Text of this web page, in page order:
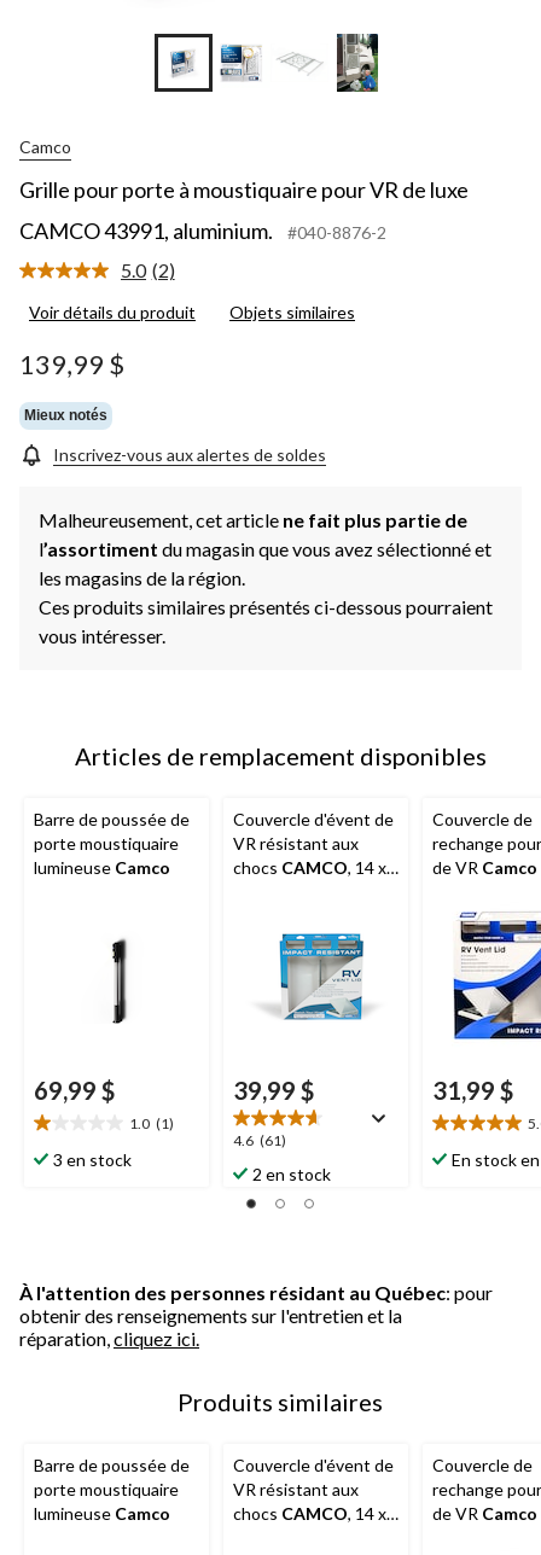
Camco
Grille pour porte à moustiquaire pour VR de luxe
CAMCO 43991, aluminium.
#040-8876-2
5.0 Lire
2
(2)
Voir détails du produit Objets similaires
139,99 $
Mieux notés
Inscrivez-vous aux alertes de soldes
Malheureusement, cet article ne fait plus partie de
l’assortiment du magasin que vous avez sélectionné et
les magasins de la région.
Ces produits similaires présentés ci-dessous pourraient
vous intéresser.
Articles de remplacement disponibles
Barre de poussée de
porte moustiquaire
lumineuse Camco
69,99 $
1.0 (1)
1.0
étoile(s)
3 en stock
Couvercle d'évent de
VR résistant aux
chocs CAMCO, 14 x
39,99 $
4.6 (61)
4.6
étoile(s)
sur
5.
2 en stock
Couvercle de
rechange
de VR Camco
31,99 $
5.0
étoile(s)
En stock
À l'attention des personnes résidant au Québec: pour
obtenir des renseignements sur l'entretien et la
réparation, cliquez ici.
Produits similaires
Barre de poussée de
porte moustiquaire
lumineuse Camco
Couvercle d'évent de
VR résistant aux
chocs CAMCO, 14 x
Couvercle de
rechange
de VR Camco